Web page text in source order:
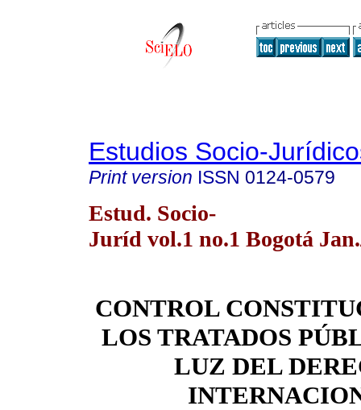
Estudios Socio-
Print version ISSN 0124-0579
Estud. Socio-
Juríd vol.1 no.1 Bogotá
CONTROL
LOS TRATADOS
LUZ DEL